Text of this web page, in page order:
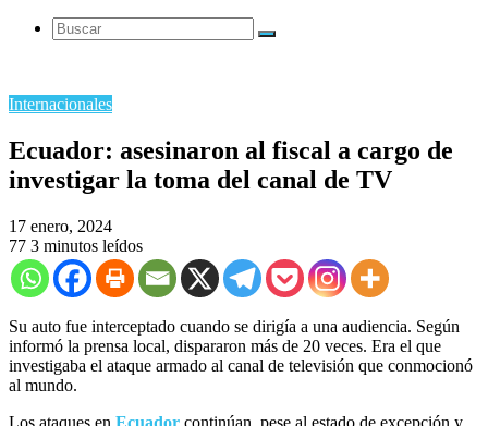
Buscar
Internacionales
Ecuador: asesinaron al fiscal a cargo de
investigar la toma del canal de TV
17 enero, 2024
77 3 minutos leídos
Su auto fue interceptado cuando se dirigía a una audiencia. Según
informó la prensa local, dispararon más de 20 veces. Era el que
investigaba el ataque armado al canal de televisión que conmocionó
al mundo.
Los ataques en Ecuador continúan, pese al estado de excepción y